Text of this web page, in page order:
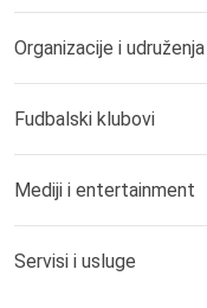
Organizacije i udruženja
Fudbalski klubovi
Mediji i entertainment
Servisi i usluge